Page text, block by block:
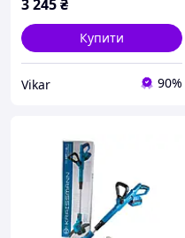
3 245₴
Купити
Vikar 90%